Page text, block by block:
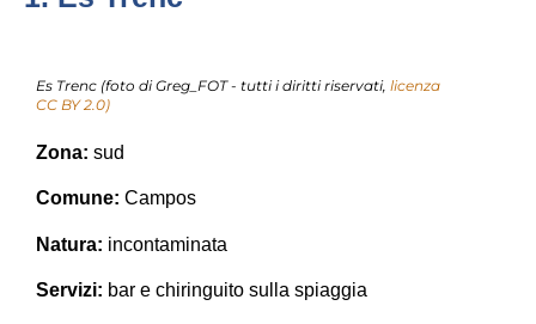
Es Trenc (foto di Greg_FOT - tutti i diritti riservati, licenza
CC BY 2.0)
Zona: sud
Comune: Campos
Natura: incontaminata
Servizi: bar e chiringuito sulla spiaggia